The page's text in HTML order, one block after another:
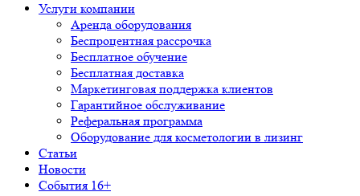
Услуги компании
Аренда оборудования
Беспроцентная рассрочка
Бесплатное обучение
Бесплатная доставка
Маркетинговая поддержка клиентов
Гарантийное обслуживание
Реферальная программа
Оборудование для косметологии в лизинг
Статьи
Новости
События 16+